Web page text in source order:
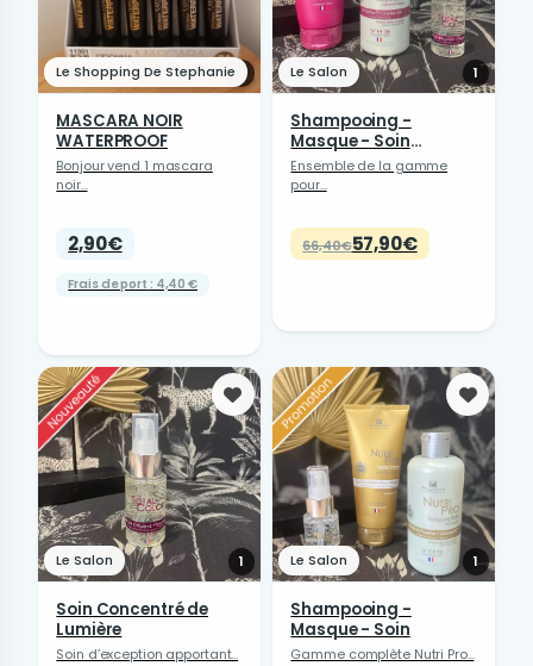
Le Shopping De Stephanie
MASCARA NOIR
WATERPROOF
Bonjour vend 1 mascara
noir...
2,90€
Frais de port : 4,40 €
1
Le Salon
Shampooing -
Masque - Soin
Cheveux...
Ensemble de la gamme
pour...
66,40€57,90€
Favoris
1
Le Salon
Soin Concentré de
Lumière
Soin d’exception apportant...
1
Le Salon
Shampooing -
Masque - Soin
Gamme complète Nutri Pro...